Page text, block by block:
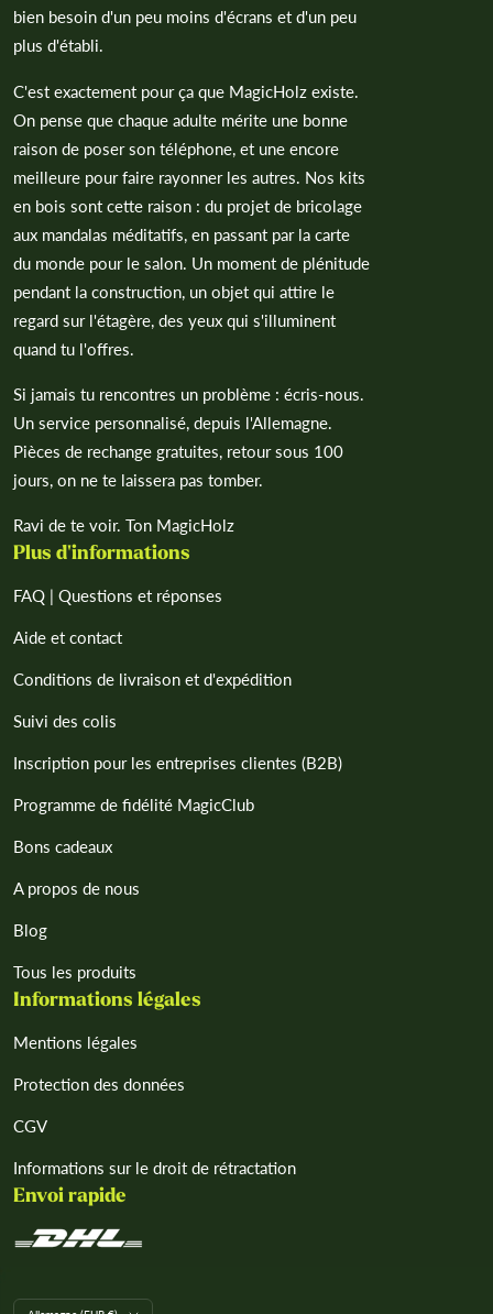
bien besoin d'un peu moins d'écrans et d'un peu
plus d'établi.
C'est exactement pour ça que MagicHolz existe.
On pense que chaque adulte mérite une bonne
raison de poser son téléphone, et une encore
meilleure pour faire rayonner les autres. Nos kits
en bois sont cette raison : du projet de bricolage
aux mandalas méditatifs, en passant par la carte
du monde pour le salon. Un moment de plénitude
pendant la construction, un objet qui attire le
regard sur l'étagère, des yeux qui s'illuminent
quand tu l'offres.
Si jamais tu rencontres un problème : écris-nous.
Un service personnalisé, depuis l'Allemagne.
Pièces de rechange gratuites, retour sous 100
jours, on ne te laissera pas tomber.
Ravi de te voir. Ton MagicHolz
Plus d'informations
FAQ | Questions et réponses
Aide et contact
Conditions de livraison et d'expédition
Suivi des colis
Inscription pour les entreprises clientes (B2B)
Programme de fidélité MagicClub
Bons cadeaux
A propos de nous
Blog
Tous les produits
Informations légales
Mentions légales
Protection des données
CGV
Informations sur le droit de rétractation
Envoi rapide
L